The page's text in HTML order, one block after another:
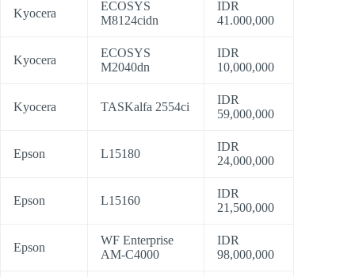
Kyocera
ECOSYS
M8124cidn
IDR
41.000,000
Kyocera
ECOSYS
M2040dn
IDR
10,000,000
Kyocera TASKalfa 2554ci
IDR
59,000,000
Epson L15180
IDR
24,000,000
Epson L15160
IDR
21,500,000
Epson
WF Enterprise
AM-C4000
IDR
98,000,000